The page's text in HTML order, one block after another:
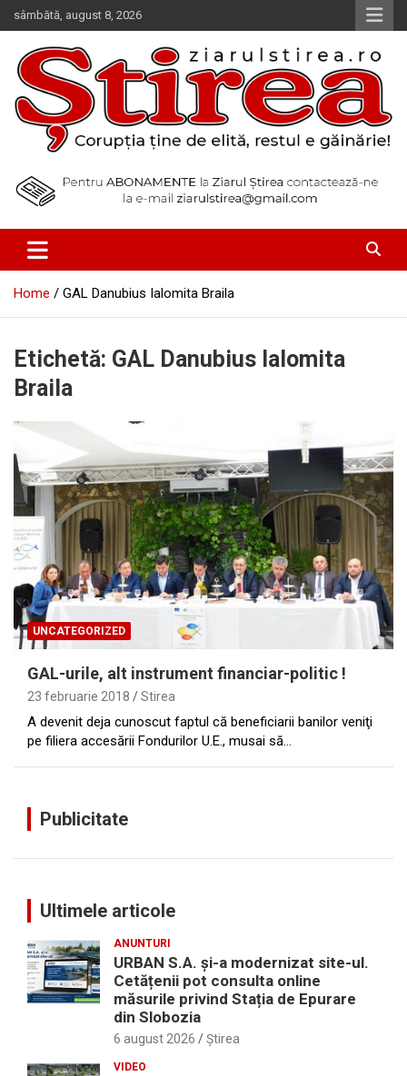
Skip
to
content
sâmbătă, august 8, 2026
Ziarul Știrea
Home GAL Danubius Ialomita Braila
Etichetă: GAL Danubius Ialomita
Braila
UNCATEGORIZED
GAL-urile, alt instrument financiar-politic !
23 februarie 2018 Stirea
A devenit deja cunoscut faptul că beneficiarii banilor veniţi
pe filiera accesării Fondurilor U.E., musai să…
Publicitate
Ultimele articole
ANUNTURI
URBAN S.A. și-a modernizat site-ul.
Cetățenii pot consulta online
măsurile privind Stația de Epurare
din Slobozia
6 august 2026 Ştirea
VIDEO